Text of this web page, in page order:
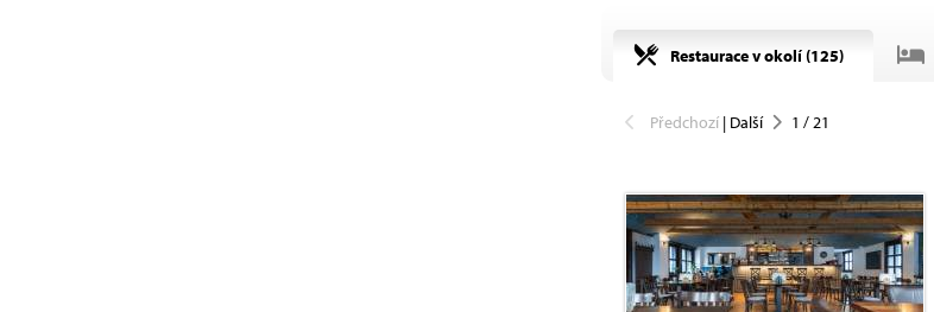
Restaurace v okolí (125)
Předchozí | Další 1 /21